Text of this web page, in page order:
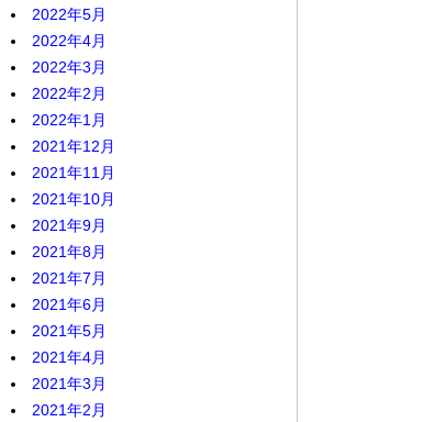
2022年5月
2022年4月
2022年3月
2022年2月
2022年1月
2021年12月
2021年11月
2021年10月
2021年9月
2021年8月
2021年7月
2021年6月
2021年5月
2021年4月
2021年3月
2021年2月